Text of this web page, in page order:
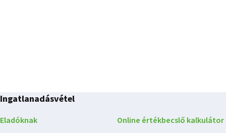
Ingatlanadásvétel
Eladóknak
Online értékbecslő kalkulátor